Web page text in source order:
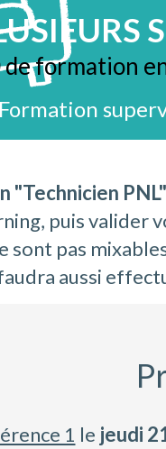
formation
Formation
"Technicien
puis valider
sont pas
aussi
1 le jeudi